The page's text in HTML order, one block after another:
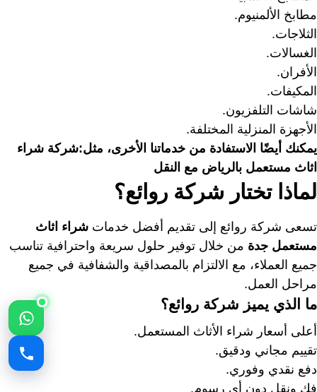
مطابخ الألمنيوم.
الثلاجات.
الغسالات.
الأفران.
المكيفات.
شاشات التلفزيون.
الأجهزة المنزلية المختلفة.
يمكنك أيضًا الاستفادة من خدماتنا الأخرى، مثل:شركة شراء
اثاث مستعمل بالرياض مع النقل
لماذا تختار شركة روائع؟
تسعى شركة روائع إلى تقديم أفضل خدمات شراء اثاث
مستعمل جدة من خلال توفير حلول سريعة واحترافية تناسب
جميع العملاء، مع الالتزام بالمصداقية والشفافية في جميع
مراحل العمل.
ما الذي يميز شركة روائع؟
أعلى أسعار شراء الأثاث المستعمل.
تقييم مجاني ودقيق.
دفع نقدي وفوري.
فك ونقل دون أي رسوم.